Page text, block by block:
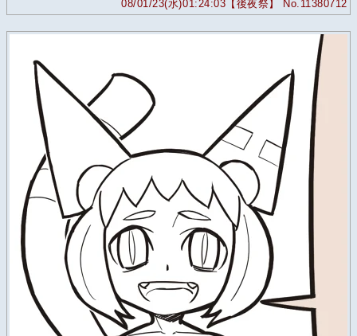
08/01/23(水)01:24:03【後夜祭】 No.11380712